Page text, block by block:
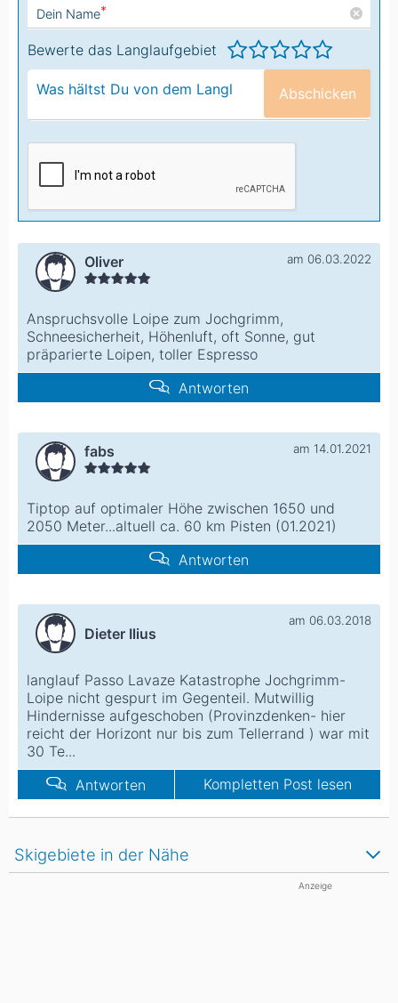
Dein Name*
Bewerte das Langlaufgebiet
Abschicken
Oliver am 06.03.2022
Anspruchsvolle Loipe zum Jochgrimm,
Schneesicherheit, Höhenluft, oft Sonne, gut
präparierte Loipen, toller Espresso
Antworten
fabs am 14.01.2021
Tiptop auf optimaler Höhe zwischen 1650 und
2050 Meter...altuell ca. 60 km Pisten (01.2021)
Antworten
Dieter Ilius
am 06.03.2018
langlauf Passo Lavaze Katastrophe Jochgrimm-
Loipe nicht gespurt im Gegenteil. Mutwillig
Hindernisse aufgeschoben (Provinzdenken- hier
reicht der Horizont nur bis zum Tellerrand ) war mit
30 Te...
Antworten
Kompletten Post lesen
Skigebiete in der Nähe
Anzeige